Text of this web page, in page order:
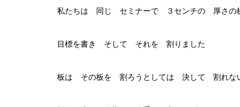
私たちは 同じ セミナーで ３センチの 厚さの
目標を書き そして それを 割りました
板は その板を 割ろうとしては 決して 割れな